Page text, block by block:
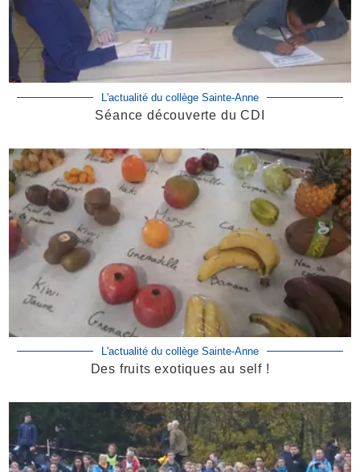
L'actualité du collège Sainte-Anne
Séance découverte du CDI
L'actualité du collège Sainte-Anne
Des fruits exotiques au self !